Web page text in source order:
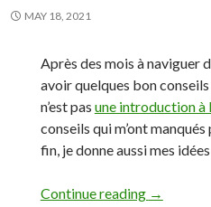
MAY 18, 2021
Après des mois à naviguer
avoir quelques bon
n’est pas une introduction à
conseils qui m’ont
fin, je donne aussi mes
Continue reading Conseils
→